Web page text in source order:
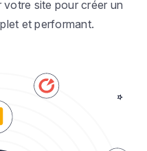
site pour créer un
et performant.